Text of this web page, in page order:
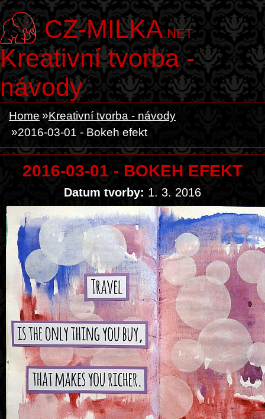
CZ-MILKA.NET
Kreativní tvorba -
návody
Home
Kreativní tvorba - návody
2016-03-01 - Bokeh efekt
2016-03-01 - BOKEH EFEKT
Datum tvorby: 1. 3. 2016